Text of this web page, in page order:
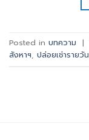
Posted in บทความ |
สังหาฯ, ปล่อยเช่ารายวัน